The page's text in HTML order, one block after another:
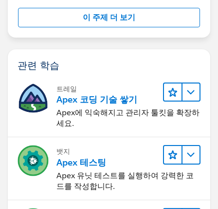
이 주제 더 보기
관련 학습
트레일
Apex 코딩 기술 쌓기
Apex에 익숙해지고 관리자 툴킷을 확장하
세요.
뱃지
Apex 테스팅
Apex 유닛 테스트를 실행하여 강력한 코
드를 작성합니다.